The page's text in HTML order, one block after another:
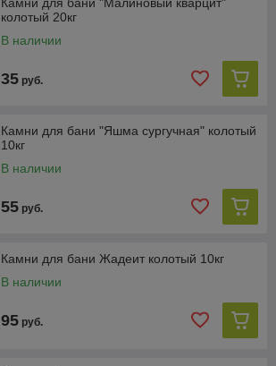
колотый 20кг
В наличии
35 руб.
Камни для бани "Яшма сургучная" колотый
10кг
В наличии
55 руб.
Камни для бани Жадеит колотый 10кг
В наличии
95 руб.